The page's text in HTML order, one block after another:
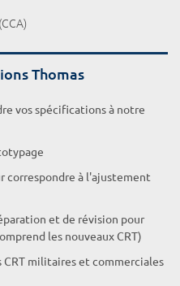
Thomas
vos spécifications à notre
correspondre à l'ajustement
et de révision pour
les nouveaux CRT)
CRT militaires et commerciales